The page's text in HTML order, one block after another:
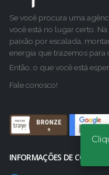
Se você procura uma
você está no lugar certo. Na
paixão por escalada,
energia que trazemos para
Então, o que você está
Fale conosco!
INFORMAÇÕES DE CONTATO